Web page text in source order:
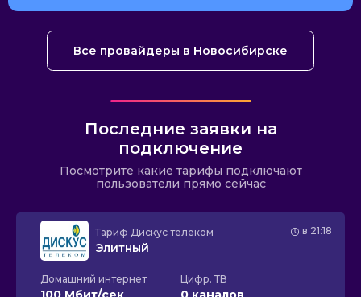
Все провайдеры в Новосибирске
Последние заявки на
подключение
Посмотрите какие тарифы подключают
пользователи прямо сейчас
в 21:18
Тариф Дискус телеком
Элитный
Домашний интернет Цифр. ТВ